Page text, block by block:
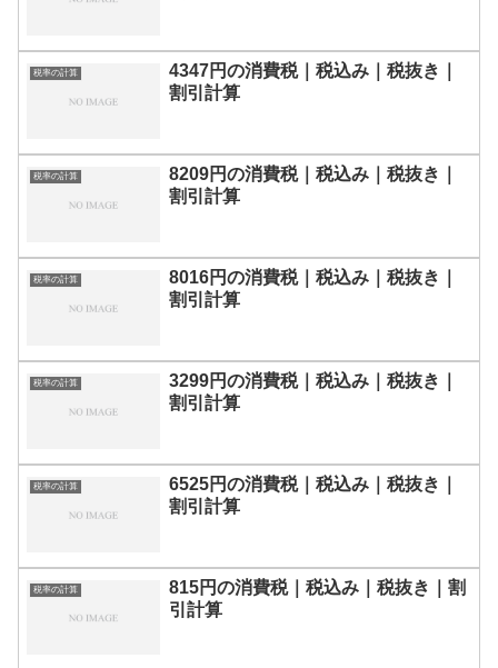
税率の計算
4347円の消費税｜税込み｜税抜き｜
割引計算
税率の計算
8209円の消費税｜税込み｜税抜き｜
割引計算
税率の計算
8016円の消費税｜税込み｜税抜き｜
割引計算
税率の計算
3299円の消費税｜税込み｜税抜き｜
割引計算
税率の計算
6525円の消費税｜税込み｜税抜き｜
割引計算
税率の計算
815円の消費税｜税込み｜税抜き｜割
引計算